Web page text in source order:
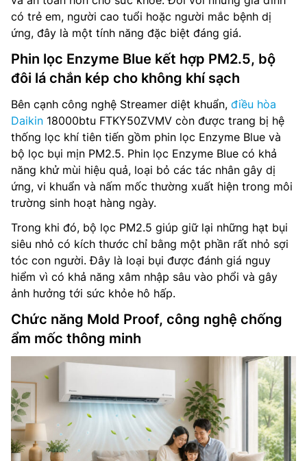
có trẻ em, người cao tuổi hoặc người mắc bệnh dị
ứng, đây là một tính năng đặc biệt đáng giá.
Phin lọc Enzyme Blue kết hợp PM2.5, bộ
đôi lá chắn kép cho không khí sạch
Bên cạnh công nghệ Streamer diệt khuẩn, điều hòa
Daikin 18000btu FTKY50ZVMV còn được trang bị hệ
thống lọc khí tiên tiến gồm phin lọc Enzyme Blue và
bộ lọc bụi mịn PM2.5. Phin lọc Enzyme Blue có khả
năng khử mùi hiệu quả, loại bỏ các tác nhân gây dị
ứng, vi khuẩn và nấm mốc thường xuất hiện trong môi
trường sinh hoạt hàng ngày.
Trong khi đó, bộ lọc PM2.5 giúp giữ lại những hạt bụi
siêu nhỏ có kích thước chỉ bằng một phần rất nhỏ sợi
tóc con người. Đây là loại bụi được đánh giá nguy
hiểm vì có khả năng xâm nhập sâu vào phổi và gây
ảnh hưởng tới sức khỏe hô hấp.
Chức năng Mold Proof, công nghệ chống
ẩm mốc thông minh